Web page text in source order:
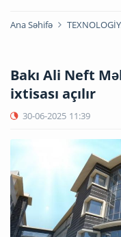
Ana Səhifə
Bakı Ali Neft
ixtisası açılır
30-06-2025 11:39